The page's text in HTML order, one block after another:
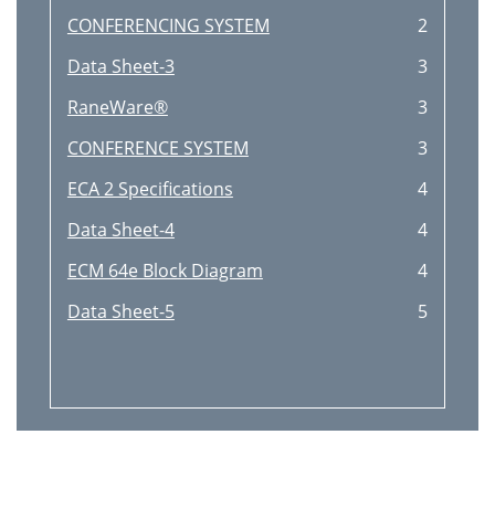
CONFERENCING SYSTEM
2
Data Sheet-3
3
RaneWare®
3
CONFERENCE SYSTEM
3
ECA 2 Specifications
4
Data Sheet-4
4
ECM 64e Block Diagram
4
Data Sheet-5
5